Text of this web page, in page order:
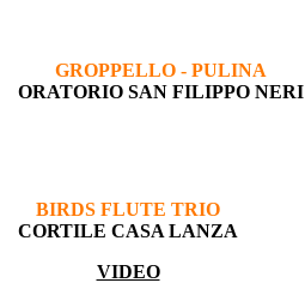
GROPPELLO - PULINA
ORATORIO SAN FILIPPO NERI
BIRDS FLUTE TRIO
CORTILE CASA LANZA
VIDEO